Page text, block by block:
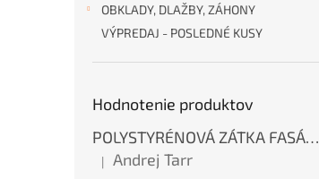
OBKLADY, DLAŽBY, ZÁHONY
VÝPREDAJ - POSLEDNÉ KUSY
Hodnotenie produktov
POLYSTYRÉNOVÁ ZÁTKA FASÁDNA BIELA 67 mm
Hodnotenie produktu je 5 z 5 hviezdičiek.
| Andrej Tarr